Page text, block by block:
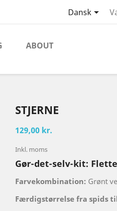
Dansk
ABOUT
STJERNE
129,00 kr.
Inkl. moms
Gør-det-selv-kit:
Farvekombination: Grønt
Færdigstørrelse fra spids